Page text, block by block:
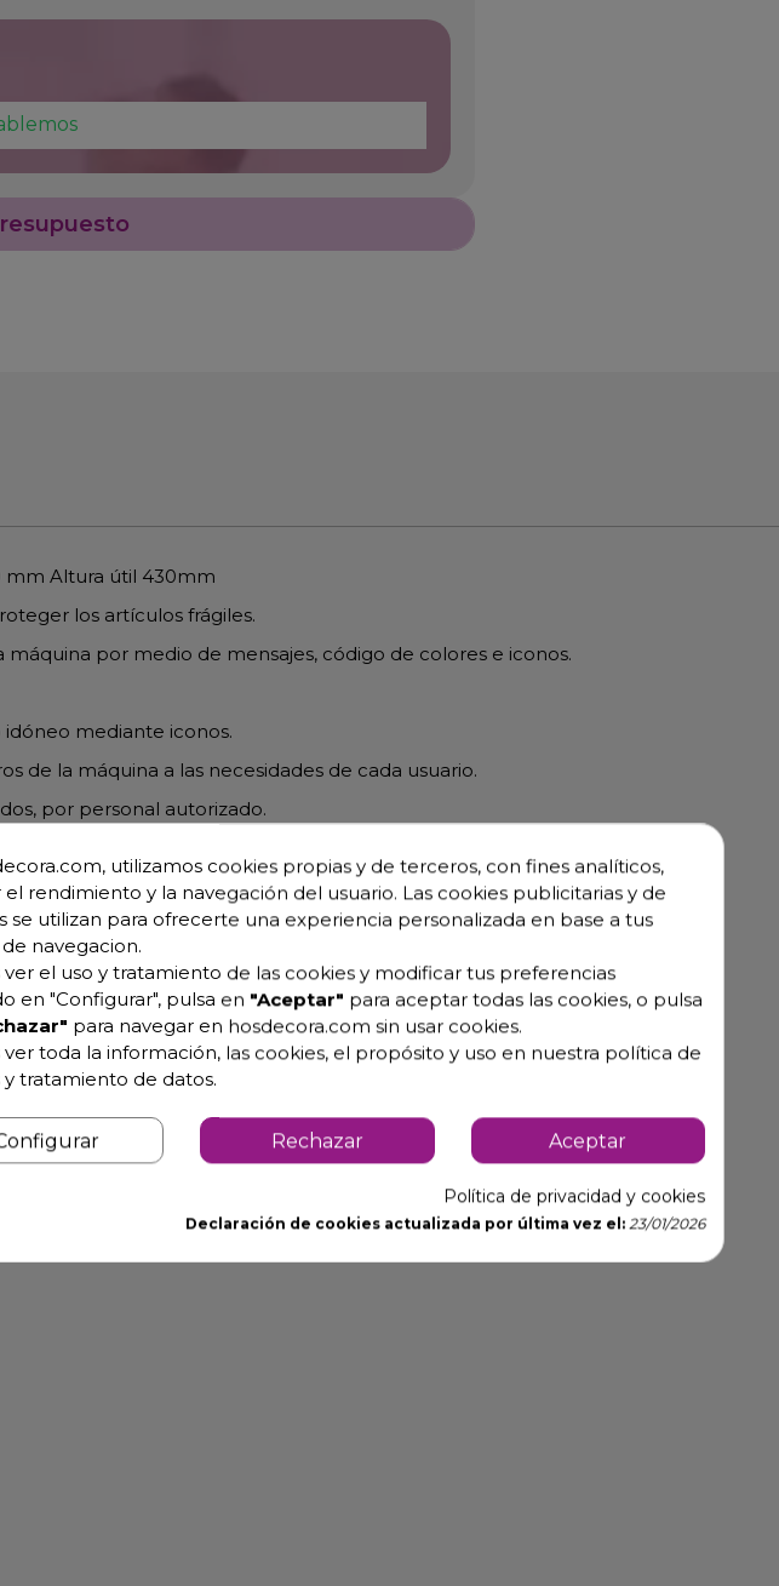
mm Altura útil 430mm
los artículos frágiles.
por medio de mensajes, código de colores e iconos.
mediante iconos.
de la máquina a las necesidades de cada usuario.
por personal autorizado.
eficacia.
de la cuba por principio de densidad.
utilizamos cookies propias y de terceros, con fines analíticos,
el rendimiento y la navegación del usuario. Las cookies publicitarias y de
se utilizan para ofrecerte una experiencia personalizada en base a tus
navegacion.
ver el uso y tratamiento de las cookies y modificar tus preferencias
en "Configurar", pulsa en "Aceptar" para aceptar todas las cookies, o pulsa
para navegar en hosdecora.com sin usar cookies.
ver toda la información, las cookies, el propósito y uso en nuestra política de
y tratamiento de datos.
Rechazar Aceptar
Política de privacidad y cookies
Declaración de cookies actualizada por última vez el: 23/01/2026